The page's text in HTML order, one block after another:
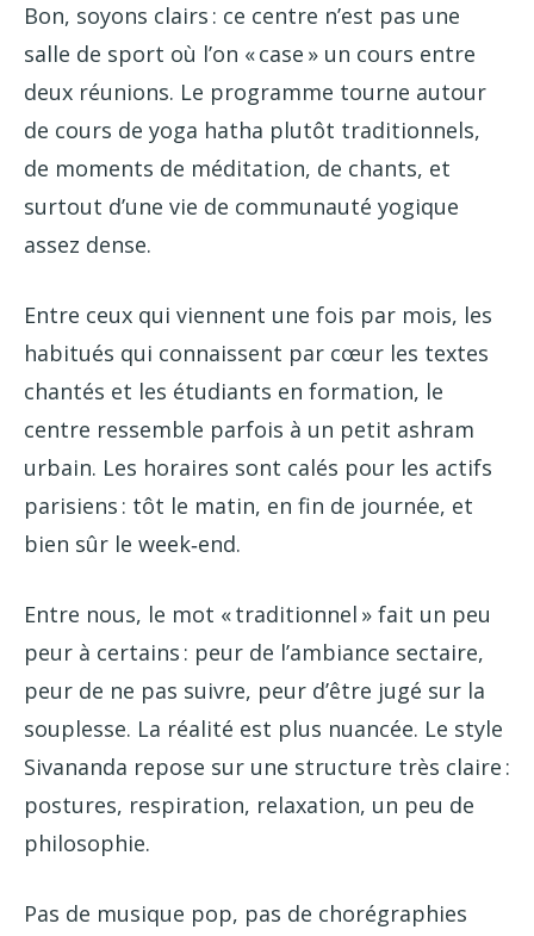
Bon, soyons clairs : ce centre n’est pas une
salle de sport où l’on « case » un cours entre
deux réunions. Le programme tourne autour
de cours de yoga hatha plutôt traditionnels,
de moments de méditation, de chants, et
surtout d’une vie de communauté yogique
assez dense.
Entre ceux qui viennent une fois par mois, les
habitués qui connaissent par cœur les textes
chantés et les étudiants en formation, le
centre ressemble parfois à un petit ashram
urbain. Les horaires sont calés pour les actifs
parisiens : tôt le matin, en fin de journée, et
bien sûr le week‑end.
Entre nous, le mot « traditionnel » fait un peu
peur à certains : peur de l’ambiance sectaire,
peur de ne pas suivre, peur d’être jugé sur la
souplesse. La réalité est plus nuancée. Le style
Sivananda repose sur une structure très claire :
postures, respiration, relaxation, un peu de
philosophie.
Pas de musique pop, pas de chorégraphies